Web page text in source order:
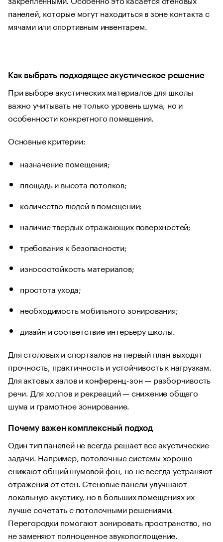
панелей, которые могут находиться в зоне контакта с
мячами или спортивным инвентарем.
Как выбрать подходящее акустическое решение
При выборе акустических материалов для школы
важно учитывать не только уровень шума, но и
особенности конкретного помещения.
Основные критерии:
назначение помещения;
площадь и высота потолков;
количество людей в помещении;
наличие твердых отражающих поверхностей;
требования к безопасности;
износостойкость материалов;
простота ухода;
необходимость мобильного зонирования;
дизайн и соответствие интерьеру школы.
Для столовых и спортзалов на первый план выходят
прочность, практичность и устойчивость к нагрузкам.
Для актовых залов и конференц-зон — разборчивость
речи. Для холлов и рекреаций — снижение общего
шума и грамотное зонирование.
Почему важен комплексный подход
Один тип панелей не всегда решает все акустические
задачи. Например, потолочные системы хорошо
снижают общий шумовой фон, но не всегда устраняют
отражения от стен. Стеновые панели улучшают
локальную акустику, но в больших помещениях их
лучше сочетать с потолочными решениями.
Перегородки помогают зонировать пространство, но
не заменяют полноценное звукопоглощение.